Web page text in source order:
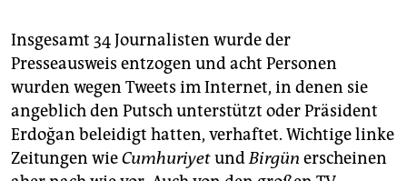
Insgesamt 34 Journalisten wurde der
Presseausweis entzogen und acht Personen
wurden wegen Tweets im Internet, in denen sie
angeblich den Putsch unterstützt oder Präsident
Erdoğan beleidigt hatten, verhaftet. Wichtige linke
Zeitungen wieCumhuriyetundBirgün erscheinen